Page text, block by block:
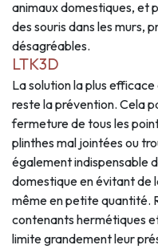
animaux domestiques, et
des souris dans les murs,
désagréables.
LTK3D
La solution la plus
reste la prévention. Cela
fermeture de tous les
plinthes mal jointées ou
également indispensable
domestique en évitant de
même en petite quantité.
contenants hermétiques
limite grandement leur